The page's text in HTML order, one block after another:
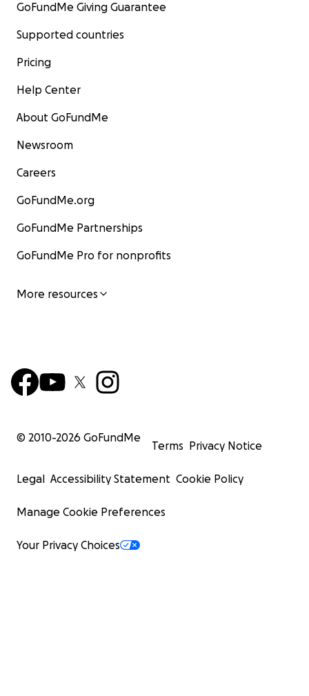
GoFundMe Giving Guarantee
Supported countries
Pricing
Help Center
About GoFundMe
Newsroom
Careers
GoFundMe.org
GoFundMe Partnerships
GoFundMe Pro for nonprofits
More resources
© 2010-2026 GoFundMe
Terms Privacy Notice
Legal Accessibility Statement Cookie Policy
Manage Cookie Preferences
Your Privacy Choices